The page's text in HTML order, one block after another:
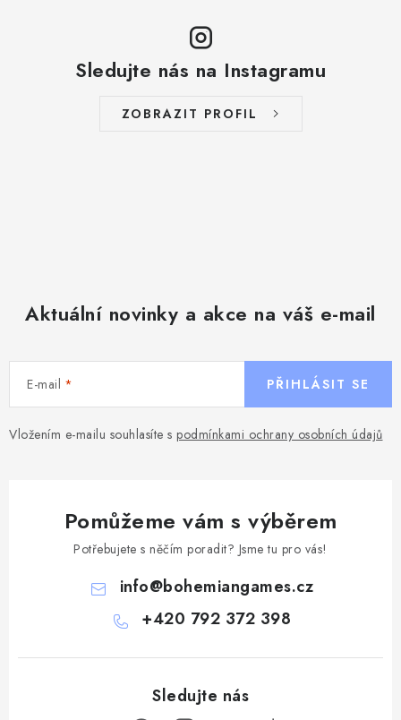
Sledujte nás na Instagramu
ZOBRAZIT PROFIL
Aktuální novinky a akce na váš e-mail
E-mail
Vložením e-mailu souhlasíte s podmínkami ochrany osobních údajů
PŘIHLÁSIT SE
Pomůžeme vám s výběrem
Potřebujete s něčím poradit? Jsme tu pro vás!
info@bohemiangames.cz
+420 792 372 398